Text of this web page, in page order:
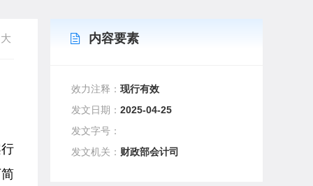
内容要素
效力注释：现行有效
发文日期：2025-04-25
发文字号：
发文机关： 财政部会计司
大